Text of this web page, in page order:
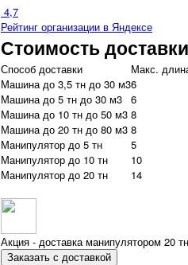
4,7
Рейтинг организации в Яндексе
Стоимость доставки
Способ доставки
Макс.
Машина до 3,5 тн до 30 м36
Машина до 5 тн до 30 м3 6
Машина до 10 тн до 50 м3 8
Машина до 20 тн до 80 м3 8
Манипулятор до 5 тн
5
Манипулятор до 10 тн
10
Манипулятор до 20 тн
14
Акция - доставка манипулятором 20
Заказать с доставкой